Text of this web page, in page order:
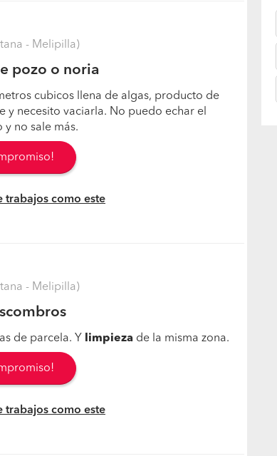
- Melipilla)
pozo o noria
cubicos llena de algas, producto de
y necesito vaciarla. No puedo echar el
y no sale más.
trabajos como este
- Melipilla)
de parcela. Y limpieza de la misma zona.
trabajos como este